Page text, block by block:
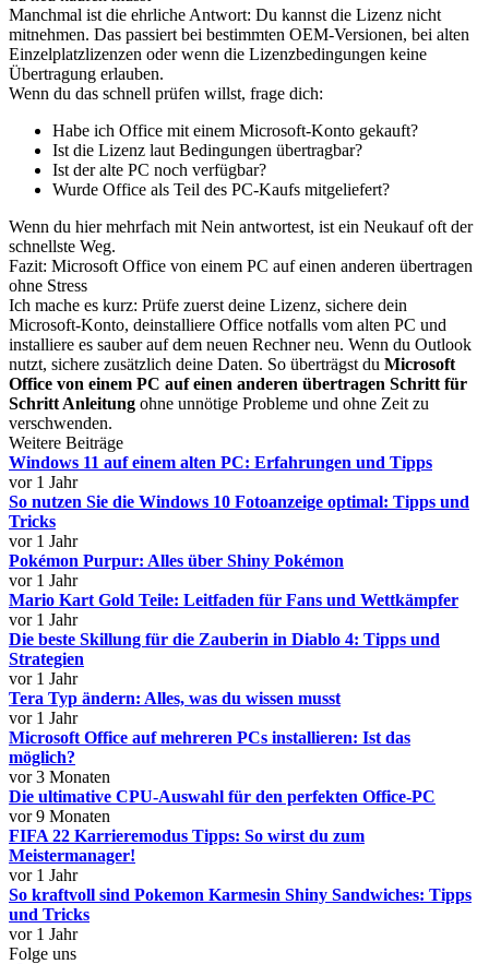
Manchmal ist die ehrliche Antwort: Du kannst die Lizenz nicht
mitnehmen. Das passiert bei bestimmten OEM-Versionen, bei alten
Einzelplatzlizenzen oder wenn die Lizenzbedingungen keine
Übertragung erlauben.
Wenn du das schnell prüfen willst, frage dich:
Habe ich Office mit einem Microsoft-Konto gekauft?
Ist die Lizenz laut Bedingungen übertragbar?
Ist der alte PC noch verfügbar?
Wurde Office als Teil des PC-Kaufs mitgeliefert?
Wenn du hier mehrfach mit Nein antwortest, ist ein Neukauf oft der
schnellste Weg.
Fazit: Microsoft Office von einem PC auf einen anderen übertragen
ohne Stress
Ich mache es kurz: Prüfe zuerst deine Lizenz, sichere dein
Microsoft-Konto, deinstalliere Office notfalls vom alten PC und
installiere es sauber auf dem neuen Rechner neu. Wenn du Outlook
nutzt, sichere zusätzlich deine Daten. So überträgst du Microsoft
Office von einem PC auf einen anderen übertragen Schritt für
Schritt Anleitung ohne unnötige Probleme und ohne Zeit zu
verschwenden.
Weitere Beiträge
Windows 11 auf einem alten PC: Erfahrungen und Tipps
vor 1 Jahr
So nutzen Sie die Windows 10 Fotoanzeige optimal: Tipps und
Tricks
vor 1 Jahr
Pokémon Purpur: Alles über Shiny Pokémon
vor 1 Jahr
Mario Kart Gold Teile: Leitfaden für Fans und Wettkämpfer
vor 1 Jahr
Die beste Skillung für die Zauberin in Diablo 4: Tipps und
Strategien
vor 1 Jahr
Tera Typ ändern: Alles, was du wissen musst
vor 1 Jahr
Microsoft Office auf mehreren PCs installieren: Ist das
möglich?
vor 3 Monaten
Die ultimative CPU-Auswahl für den perfekten Office-PC
vor 9 Monaten
FIFA 22 Karrieremodus Tipps: So wirst du zum
Meistermanager!
vor 1 Jahr
So kraftvoll sind Pokemon Karmesin Shiny Sandwiches: Tipps
und Tricks
vor 1 Jahr
Folge uns